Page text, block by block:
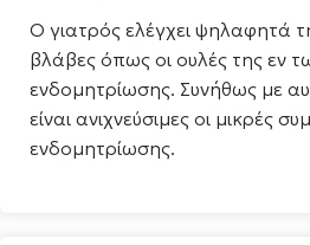
Ο γιατρός ελέγχει ψηλαφητά
βλάβες όπως οι ουλές της εν
ενδομητρίωσης. Συνήθως με
είναι ανιχνεύσιμες οι μικρές
ενδομητρίωσης.